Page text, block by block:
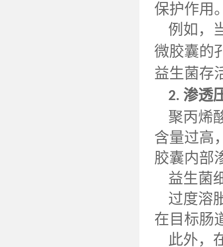
保护作用
例如，
微胶囊的
益生菌存
2. 渗透
聚丙烯
含量过高
胶囊内部
益生菌
过度溶
在目标肠
此外，